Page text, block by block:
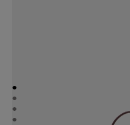
●
●
●
●